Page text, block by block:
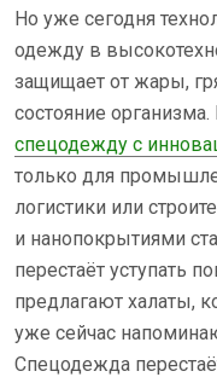
Но уже сегодня
одежду в
защищает от жары,
состояние
спецодежду с
только для
логистики или
и нанопокрытиями
перестаёт уступать
предлагают халаты,
уже сейчас
Спецодежда